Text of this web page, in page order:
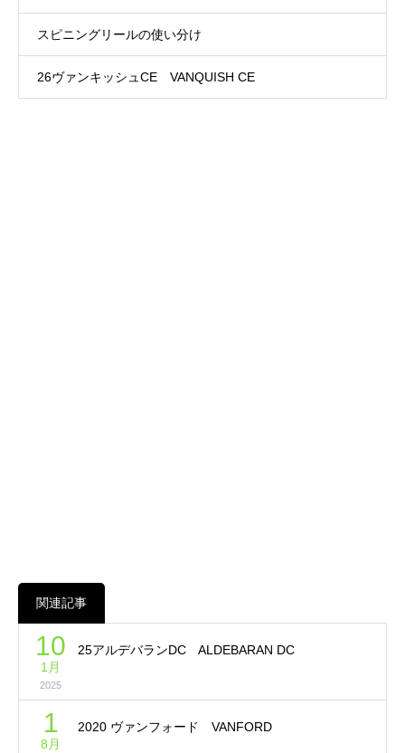
スピニングリールの使い分け
26ヴァンキッシュCE VANQUISH CE
関連記事
10
1月
2025
25アルデバランDC ALDEBARAN DC
1
8月
2020 ヴァンフォード VANFORD